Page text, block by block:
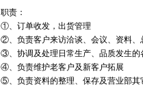
职责：
①、订单收发，出货管理
②、负责客户来访洽谈、会议、资料、
③、协调及处理日常生产、品质发生的
④、负责维护老客户及新客户拓展
⑤、负责资料的整理、保存及营业部其